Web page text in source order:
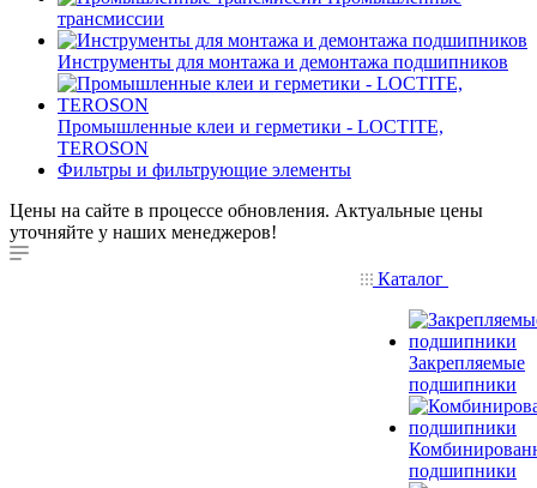
трансмиссии
Инструменты для монтажа и демонтажа подшипников
Промышленные клеи и герметики - LOCTITE,
TEROSON
Фильтры и фильтрующие элементы
Цены на сайте в процессе обновления. Актуальные цены
уточняйте у наших менеджеров!
Каталог
Закрепляемые
подшипники
подшипники